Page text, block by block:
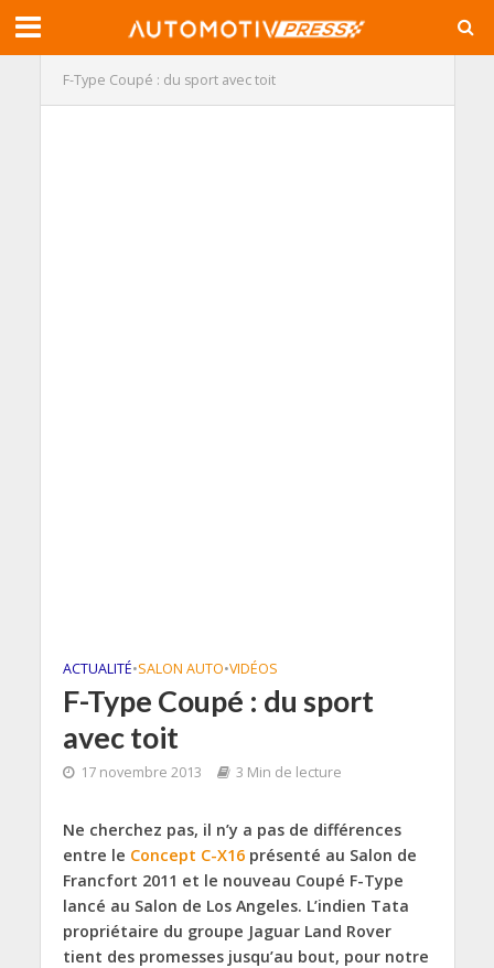
F-Type Coupé : du sport avec toit
ACTUALITÉ•SALON AUTO•VIDÉOS
F-Type Coupé : du sport
avec toit
17 novembre 2013 3 Min de lecture
Ne cherchez pas, il n’y a pas de différences
entre le Concept C-X16présenté au Salon de
Francfort 2011 et le nouveau Coupé F-Type
lancé au Salon de Los Angeles. L’indien Tata
propriétaire du groupe Jaguar Land Rover
tient des promesses jusqu’au bout, pour notre